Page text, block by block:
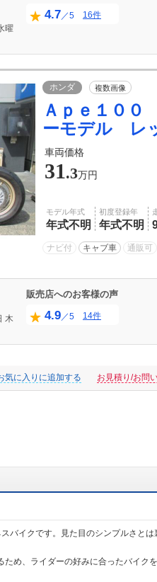
曜
4.7／5 16件
ホンダ 複数画像
Ａｐｅ１０
ーモデル レ
車両価格
31.3万円
モデル年式
年式不明
初度登録年
年式不明
ナビ付 キャブ車 通販可
木
販売店へのお客様の声
4.9／5 14件
気に入りに追加する お見積り/お問
バイクです。見た目のシンプルさと
め、ライダーの好みに合ったバイ